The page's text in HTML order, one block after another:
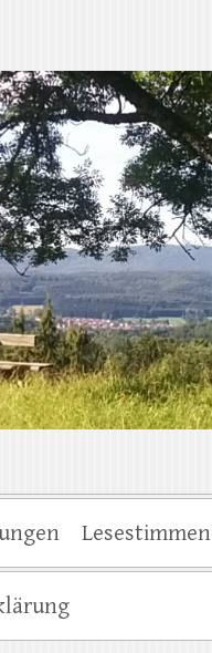
| Autorin
Herz nicht wachsen“
Lesestimmen